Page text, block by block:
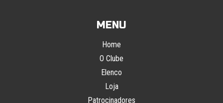
MENU
Home
O Clube
Elenco
Loja
Patrocinadores